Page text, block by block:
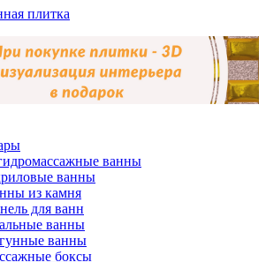
плитка
ванны
ванны
из камня
для ванн
ванны
ванны
боксы